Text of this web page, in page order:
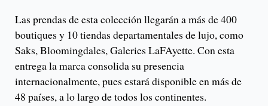
Las prendas de esta colección llegarán a más de 400
boutiques y 10 tiendas departamentales de lujo, como
Saks, Bloomingdales, Galeries LaFAyette. Con esta
entrega la marca consolida su presencia
internacionalmente, pues estará disponible en más de
48 países, a lo largo de todos los continentes.